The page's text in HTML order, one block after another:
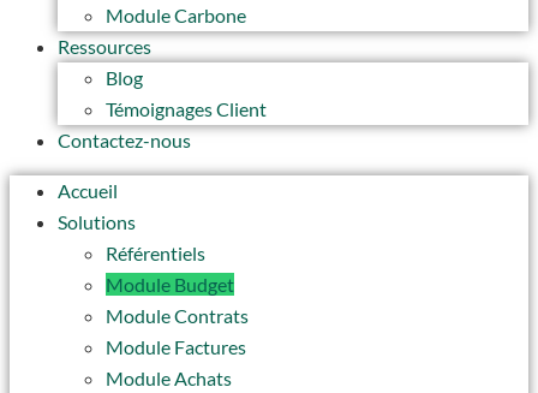
Module Carbone
Ressources
Blog
Témoignages Client
Contactez-nous
Accueil
Solutions
Référentiels
Module Budget
Module Contrats
Module Factures
Module Achats